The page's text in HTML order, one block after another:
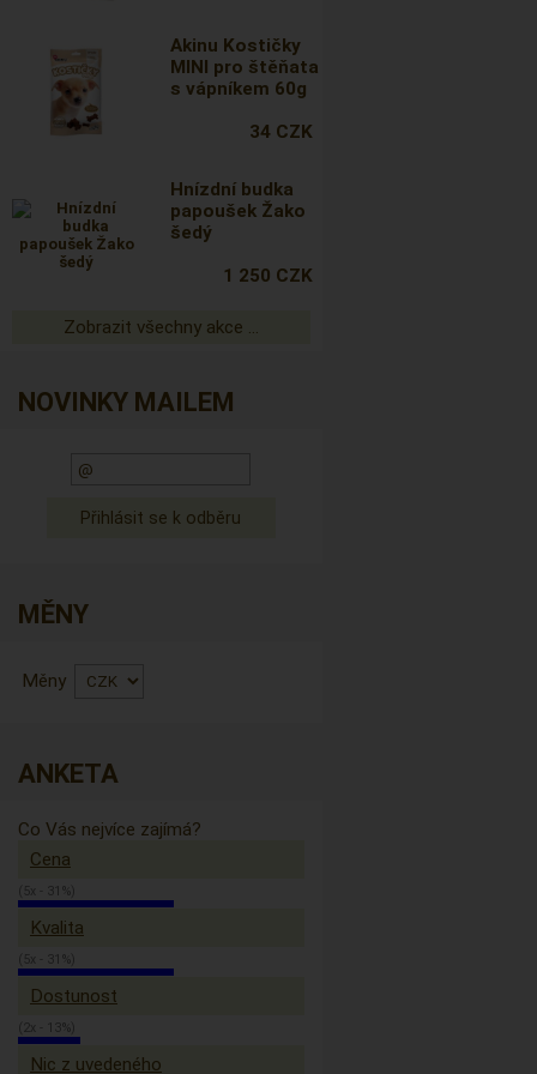
Akinu Kostičky
MINI pro štěňata
s vápníkem 60g
34 CZK
Hnízdní budka
papoušek Žako
šedý
1 250 CZK
Zobrazit všechny akce ...
NOVINKY MAILEM
MĚNY
Měny
ANKETA
Co Vás nejvíce zajímá?
Cena
(5x - 31%)
Kvalita
(5x - 31%)
Dostunost
(2x - 13%)
Nic z uvedeného